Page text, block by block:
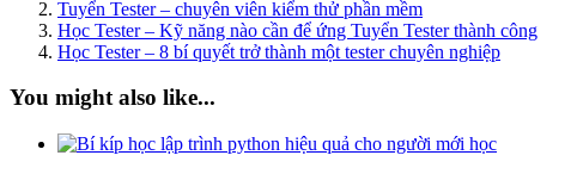
Tuyển Tester – chuyên viên kiểm thử phần mềm
Học Tester – Kỹ năng nào cần để ứng Tuyển Tester thành công
Học Tester – 8 bí quyết trở thành một tester chuyên nghiệp
You might also like...